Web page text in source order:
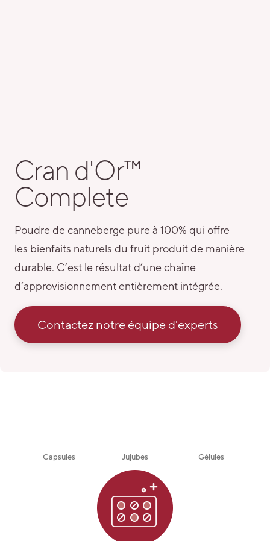
Cran d'Or™
Complete
Poudre de canneberge pure à 100% qui offre
les bienfaits naturels du fruit produit de manière
durable. C’est le résultat d’une chaîne
d’approvisionnement entièrement intégrée.
Contactez notre équipe d'experts
Capsules Jujubes Gélules